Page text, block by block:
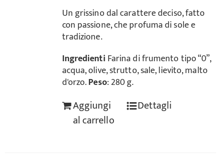
Un grissino dal carattere deciso, fatto
con passione, che profuma di sole e
tradizione.
Ingredienti Farina di frumento tipo “0”,
acqua, olive, strutto, sale, lievito, malto
d'orzo.Peso: 280 g.
Aggiungi
al carrello
Dettagli